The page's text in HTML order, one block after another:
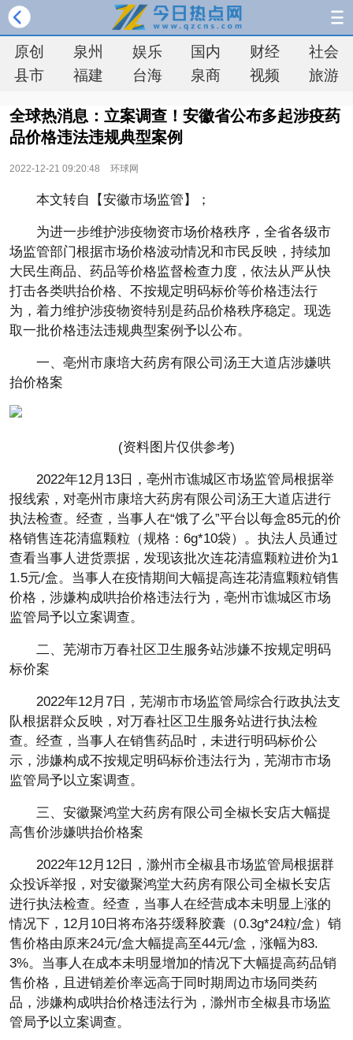
原创 泉州 娱乐 国内 财经
社会
县市
福建 台海 泉商 视频 旅游
全球热消息：立案调查！安徽省公布多起涉疫药
品价格违法违规典型案例
2022-12-21 09:20:48 环球网
本文转自【安徽市场监管】；
为进一步维护涉疫物资市场价格秩序，全省各级市
场监管部门根据市场价格波动情况和市民反映，持续加
大民生商品、药品等价格监督检查力度，依法从严从快
打击各类哄抬价格、不按规定明码标价等价格违法行
为，着力维护涉疫物资特别是药品价格秩序稳定。现选
取一批价格违法违规典型案例予以公布。
一、亳州市康培大药房有限公司汤王大道店涉嫌哄
抬价格案
(资料图片仅供参考)
2022年12月13日，亳州市谯城区市场监管局根据举
报线索，对亳州市康培大药房有限公司汤王大道店进行
执法检查。经查，当事人在“饿了么”平台以每盒85元的价
格销售连花清瘟颗粒（规格：6g*10袋）。执法人员通过
查看当事人进货票据，发现该批次连花清瘟颗粒进价为1
1.5元/盒。当事人在疫情期间大幅提高连花清瘟颗粒销售
价格，涉嫌构成哄抬价格违法行为，亳州市谯城区市场
监管局予以立案调查。
二、芜湖市万春社区卫生服务站涉嫌不按规定明码
标价案
2022年12月7日，芜湖市市场监管局综合行政执法支
队根据群众反映，对万春社区卫生服务站进行执法检
查。经查，当事人在销售药品时，未进行明码标价公
示，涉嫌构成不按规定明码标价违法行为，芜湖市市场
监管局予以立案调查。
三、安徽聚鸿堂大药房有限公司全椒长安店大幅提
高售价涉嫌哄抬价格案
2022年12月12日，滁州市全椒县市场监管局根据群
众投诉举报，对安徽聚鸿堂大药房有限公司全椒长安店
进行执法检查。经查，当事人在经营成本未明显上涨的
情况下，12月10日将布洛芬缓释胶囊（0.3g*24粒/盒）销
售价格由原来24元/盒大幅提高至44元/盒，涨幅为83.
3%。当事人在成本未明显增加的情况下大幅提高药品销
售价格，且进销差价率远高于同时期周边市场同类药
品，涉嫌构成哄抬价格违法行为，滁州市全椒县市场监
管局予以立案调查。